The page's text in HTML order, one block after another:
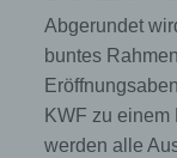
Abgerundet
buntes
KWF zu
werden alle
f)